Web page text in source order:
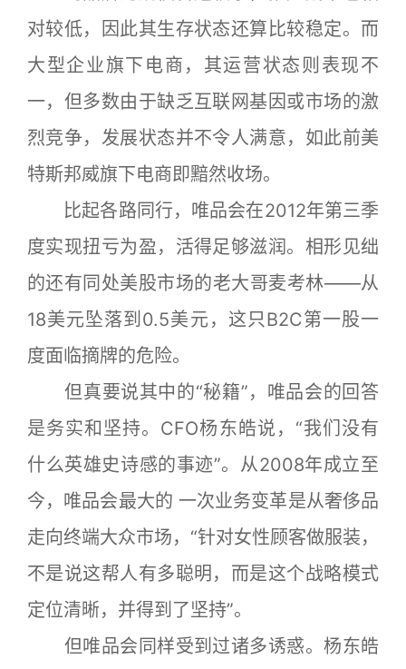
对较低，因此其生存状态还算比较稳定。而
大型企业旗下电商，其运营状态则表现不
一，但多数由于缺乏互联网基因或市场的激
烈竞争，发展状态并不令人满意，如此前美
特斯邦威旗下电商即黯然收场。
比起各路同行，唯品会在2012年第三季
度实现扭亏为盈，活得足够滋润。相形见绌
的还有同处美股市场的老大哥麦考林——从
18美元坠落到0.5美元，这只B2C第一股一
度面临摘牌的危险。
但真要说其中的“秘籍”，唯品会的回答
是务实和坚持。CFO杨东皓说，“我们没有
什么英雄史诗感的事迹”。从2008年成立至
今，唯品会最大的 一次业务变革是从奢侈品
走向终端大众市场，“针对女性顾客做服装，
不是说这帮人有多聪明，而是这个战略模式
定位清晰，并得到了坚持”。
但唯品会同样受到过诸多诱惑。杨东皓